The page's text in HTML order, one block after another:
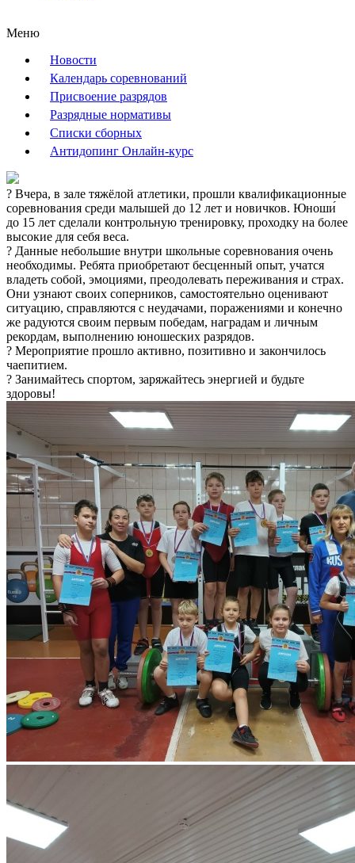
Меню
Новости
Календарь соревнований
Присвоение разрядов
Разрядные нормативы
Списки сборных
Антидопинг Онлайн-курс
? Вчера, в зале тяжёлой атлетики, прошли квалификационные
соревнования среди малышей до 12 лет и новичков. Юноши́
до 15 лет сделали контрольную тренировку, проходку на более
высокие для себя веса.
?️ Данные небольшие внутри школьные соревнования очень
необходимы. Ребята приобретают бесценный опыт, учатся
владеть собой, эмоциями, преодолевать переживания и страх.
Они узнают своих соперников, самостоятельно оценивают
ситуацию, справляются с неудачами, поражениями и конечно
же радуются своим первым победам, наградам и личным
рекордам, выполнению юношеских разрядов.
? Мероприятие прошло активно, позитивно и закончилось
чаепитием.
? Занимайтесь спортом, заряжайтесь энергией и будьте
здоровы!